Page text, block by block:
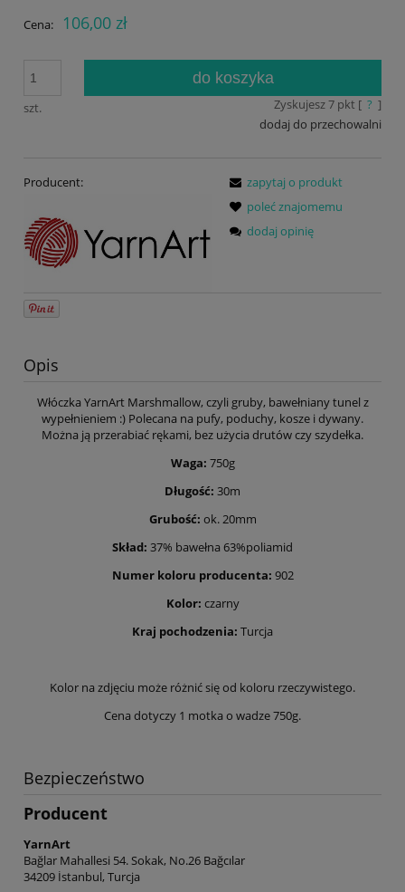
Cena: 106,00 zł
szt.
do koszyka
Zyskujesz7pkt [ ? ]
dodaj do przechowalni
Producent:
zapytaj o produkt
poleć znajomemu
dodaj opinię
Opis
Włóczka YarnArt Marshmallow, czyli gruby, bawełniany tunel z
wypełnieniem :) Polecana na pufy, poduchy, kosze i dywany.
Można ją przerabiać rękami, bez użycia drutów czy szydełka.
Waga: 750g
Długość: 30m
Grubość: ok. 20mm
Skład: 37% bawełna 63%poliamid
Numer koloru producenta: 902
Kolor: czarny
Kraj pochodzenia: Turcja
Kolor na zdjęciu może różnić się od koloru rzeczywistego.
Cena dotyczy 1 motka o wadze 750g.
Bezpieczeństwo
Producent
YarnArt
Bağlar Mahallesi 54. Sokak, No.26 Bağcılar
34209 İstanbul, Turcja